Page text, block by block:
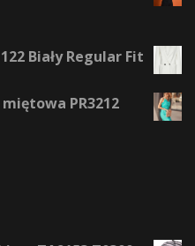
Biały Regular Fit
PR3212